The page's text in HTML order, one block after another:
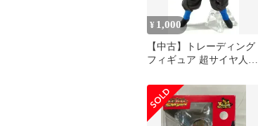
¥ 1,000
【中古】トレーディング
フィギュア 超サイヤ人4
ンボール超 VSドラゴン
ボール14」